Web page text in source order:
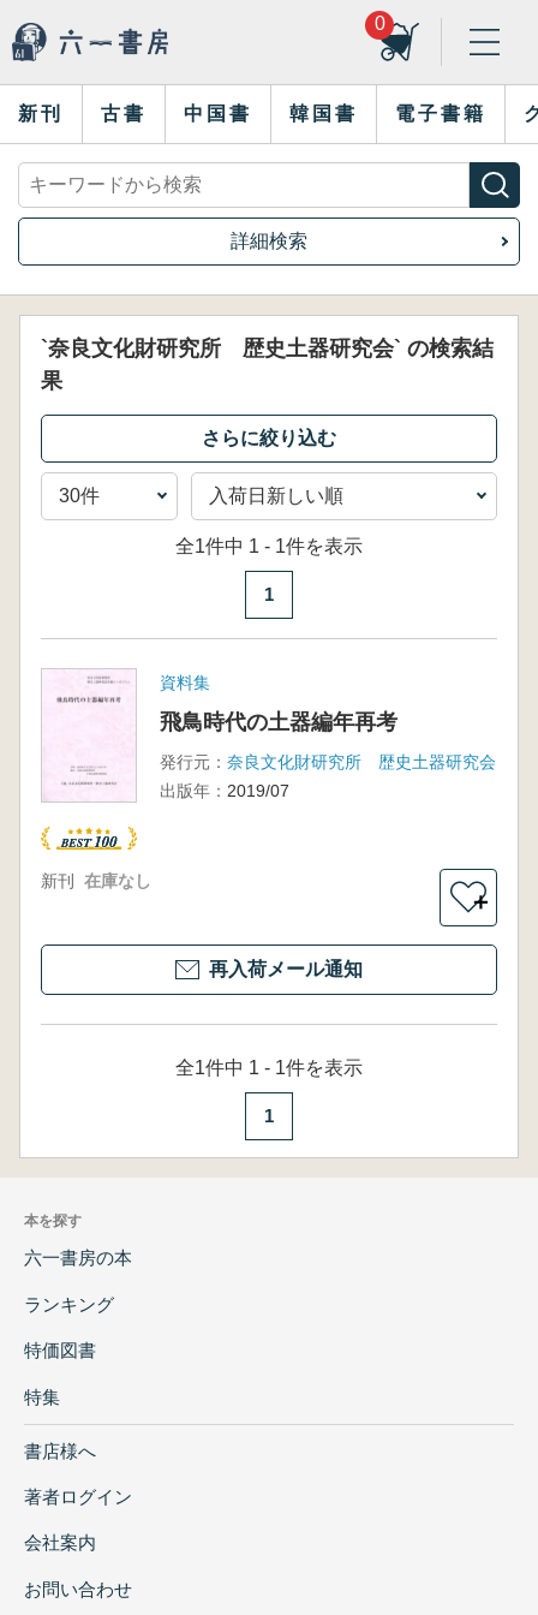
0
新刊 古書 中国書 韓国書 電子書籍
詳細検索
`奈良文化財研究所 歴史土器研究会` の検索結
果
全1件中 1 - 1件を表示
1
資料集
飛鳥時代の土器編年再考
発行元： 奈良文化財研究所 歴史土器研究会
出版年： 2019/07
新刊 在庫なし
＋
再入荷メール通知
全1件中 1 - 1件を表示
1
本を探す
六一書房の本
ランキング
特価図書
特集
書店様へ
著者ログイン
会社案内
お問い合わせ